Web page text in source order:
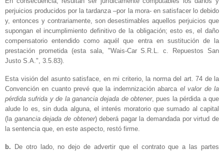
perjuicios producidos por la tardanza –por la mora- en satisfacer lo debido
y, entonces y contrariamente, son desestimables aquellos perjuicios que
supongan el incumplimiento definitivo de la obligación; esto es, el daño
compensatorio entendido como aquél que entra en sustitución de la
prestación prometida (esta sala, "Wais-Car S.R.L. c. Repuestos San
Justo S.A.", 3.5.83).
Esta visión del asunto satisface, en mi criterio, la norma del art. 74 de la
Convención en cuanto prevé que la indemnización abarca el valor de la
pérdida sufrida y de la ganancia dejada de obtener, pues la pérdida a que
alude lo es, sin duda alguna, el interés moratorio que sumado al capital
(la ganancia dejada de obtener) deberá pagar la demandada por virtud de
la sentencia que, en este aspecto, restó firme.
b. De otro lado, no dejo de advertir que el contrato que a las partes